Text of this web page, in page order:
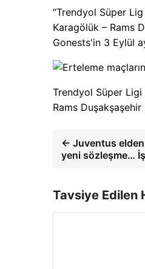
“Trendyol Süper
Karagölük – Rams
Gonests'in 3 Eylül
Trendyol Süper
Rams Duşakşaşehir
← Juventus elden
yeni sözleşme…
Tavsiye Edilen